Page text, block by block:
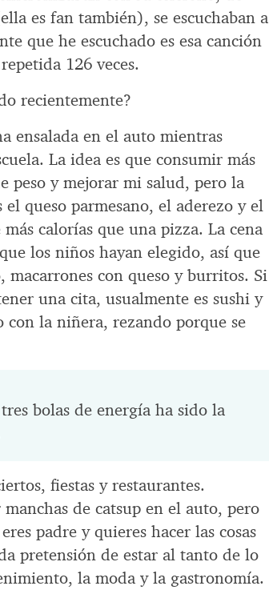
es fan también), se escuchaban a
que he escuchado es esa canción
126 veces.
recientemente?
ensalada en el auto mientras
La idea es que consumir más
peso y mejorar mi salud, pero la
queso parmesano, el aderezo y el
calorías que una pizza. La cena
los niños hayan elegido, así que
con queso y burritos. Si
una cita, usualmente es sushi y
con la niñera, rezando porque se
bolas de energía ha sido la
fiestas y restaurantes.
de catsup en el auto, pero
padre y quieres hacer las cosas
pretensión de estar al tanto de lo
la moda y la gastronomía.